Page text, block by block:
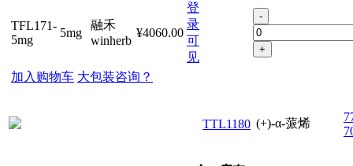
TFL171-
5mg
5mg
融禾
winherb
¥4060.00
登
录
可
见
-
+
加入购物车 大包装咨询？
TTL1180 (+)-α-蒎烯